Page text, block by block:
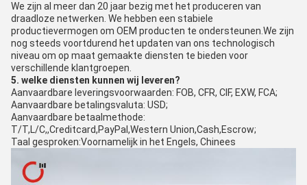
We zijn al meer dan 20 jaar bezig met het produceren van
draadloze netwerken. We hebben een stabiele
productievermogen om OEM producten te ondersteunen.We zijn
nog steeds voortdurend het updaten van ons technologisch
niveau om op maat gemaakte diensten te bieden voor
verschillende klantgroepen.
5. welke diensten kunnen wij leveren?
Aanvaardbare leveringsvoorwaarden: FOB, CFR, CIF, EXW, FCA;
Aanvaardbare betalingsvaluta: USD;
Aanvaardbare betaalmethode:
T/T,L/C,,Creditcard,PayPal,Western Union,Cash,Escrow;
Taal gesproken:Voornamelijk in het Engels, Chinees